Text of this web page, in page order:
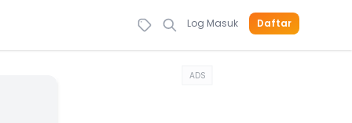
Log Masuk Daftar
ADS